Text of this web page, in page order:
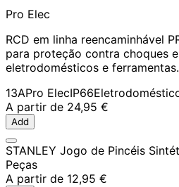
Pro Elec
RCD em linha reencaminhável
para proteção contra choques
eletrodomésticos e ferramentas.
13APro ElecIP66
A partir de 24,95 €
Add
STANLEY Jogo de Pincéis
Peças
A partir de 12,95 €